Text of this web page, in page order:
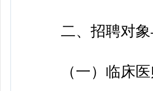
二、招聘对象
（一）临床医